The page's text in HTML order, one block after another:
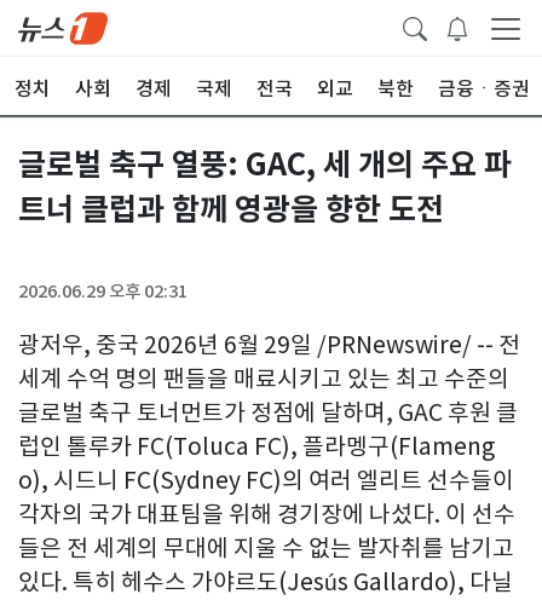
정치 사회 경제 국제 전국 외교 북한 금융ㆍ증권
글로벌 축구 열풍: GAC, 세 개의 주요 파
트너 클럽과 함께 영광을 향한 도전
2026.06.29 오후 02:31
광저우, 중국 2026년 6월 29일 /PRNewswire/ -- 전
세계 수억 명의 팬들을 매료시키고 있는 최고 수준의
글로벌 축구 토너먼트가 정점에 달하며, GAC 후원 클
럽인 톨루카 FC(Toluca FC), 플라멩구(Flameng
o), 시드니 FC(Sydney FC)의 여러 엘리트 선수들이
각자의 국가 대표팀을 위해 경기장에 나섰다. 이 선수
들은 전 세계의 무대에 지울 수 없는 발자취를 남기고
있다. 특히 헤수스 가야르도(Jesús Gallardo), 다닐